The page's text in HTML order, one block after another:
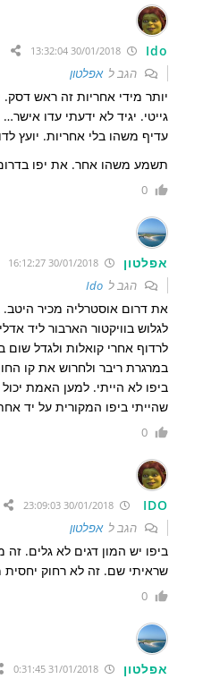
Ido
הגב לאפלטון
יותר מידי אחריות זה ראש דסק.
גייטי. יגיד לא ידעתי עדו
עדיף משהו בלי אחריות. יועץ
תשמע משהו אחר. את יפו
0
אפלטון
הגב לIdo
את דרום אוסטרליה מכיר היטב.
לגלוש בוויקטור הארבור ליד
לרדוף אחרי קואלות ולגדל שום
במרגרת ריבר ולחרוש את קו
ביפו לא הייתי. למען האמת
שהייתי ביפו המקורית על יד
0
IDO
הגב לאפלטון
ביפו יש המון דגים לא גלים.
שראיתי שם. זה לא רחוק יחסית
0
אפלטון